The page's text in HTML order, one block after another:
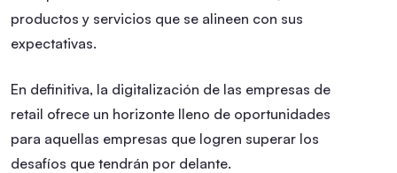
productos y servicios que se alineen con sus
expectativas.
En definitiva, la digitalización de las empresas de
retail ofrece un horizonte lleno de oportunidades
para aquellas empresas que logren superar los
desafíos que tendrán por delante.